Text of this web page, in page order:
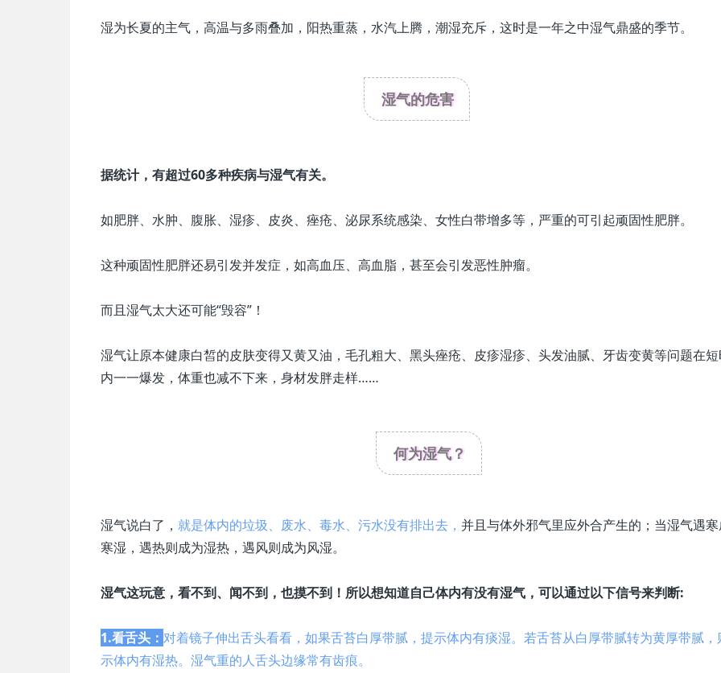
湿为长夏的主气，高温与多雨叠加，阳热重蒸，水汽上腾，潮湿充斥，这时是一年之中湿气鼎盛的季节。
湿气的危害
据统计，有超过60多种疾病与湿气有关。
如肥胖、水肿、腹胀、湿疹、皮炎、痤疮、泌尿系统感染、女性白带增多等，严重的可引起顽固性肥胖。
这种顽固性肥胖还易引发并发症，如高血压、高血脂，甚至会引发恶性肿瘤。
而且湿气太大还可能“毁容”！
湿气让原本健康白皙的皮肤变得又黄又油，毛孔粗大、黑头痤疮、皮疹湿疹、头发油腻、牙齿变黄等问题在
内一一爆发，体重也减不下来，身材发胖走样……
何为湿气？
湿气说白了， 就是体内的垃圾、废水、毒水、污水没有排出去， 并且与体外邪气里应外合产生的；当湿气遇
寒湿，遇热则成为湿热，遇风则成为风湿。
湿气这玩意，看不到、闻不到，也摸不到！ 所以想知道自己体内有没有湿气，可以通过以下信号来判断:
1.看舌头： 对着镜子伸出舌头看看，如果舌苔白厚带腻，提示体内有痰湿。若舌苔从白厚带腻转为黄厚带腻，
示体内有湿热。湿气重的人舌头边缘常有齿痕。